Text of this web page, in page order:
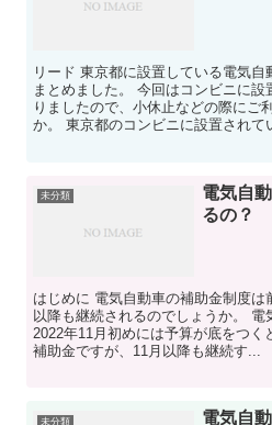
リード 東京都に設置している電気
まとめました。 今回はコンビニに
りましたので、小休止などの際にご
か。 東京都のコンビニに設置されて
未分類
電気自
るの？
はじめに 電気自動車の補助金制度
以降も継続されるのでしょうか。 電
2022年11月初めには予算が底をつ
補助金ですが、11月以降も継続す...
未分類
電気自